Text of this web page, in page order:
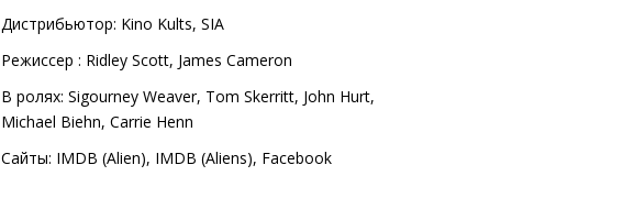
Дистрибьютор: Kino Kults, SIA
Pежиссер : Ridley Scott, James Cameron
В ролях: Sigourney Weaver, Tom Skerritt, John Hurt,
Michael Biehn, Carrie Henn
Сайты: IMDB (Alien), IMDB (Aliens), Facebook